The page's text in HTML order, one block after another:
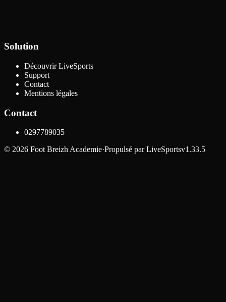
Solution
Découvrir LiveSports
Support
Contact
Mentions légales
Contact
0297789035
© 2026 Foot Breizh Academie·Propulsé par LiveSportsv1.33.5